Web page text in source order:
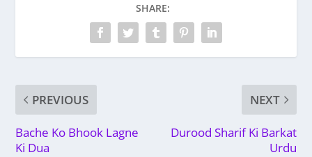
SHARE:
PREVIOUS
Bache Ko Bhook Lagne
Ki Dua
NEXT
Durood Sharif Ki Barkat
Urdu